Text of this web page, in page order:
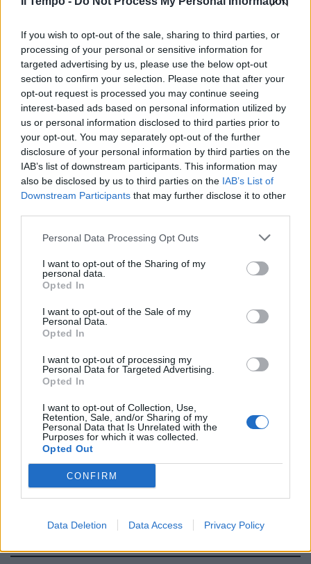
If you wish to opt-out of the sale, sharing to third parties, or
processing of your personal or sensitive information for
targeted advertising by us, please use the below opt-out
section to confirm your selection. Please note that after your
opt-out request is processed you may continue seeing
interest-based ads based on personal information utilized by
us or personal information disclosed to third parties prior to
your opt-out. You may separately opt-out of the further
disclosure of your personal information by third parties on the
IAB’s list of downstream participants. This information may
also be disclosed by us to third parties on the IAB’s List of
Downstream Participants that may further disclose it to other
Personal Data Processing Opt Outs
I want to opt-out of the Sharing of my
personal data.
Opted In
I want to opt-out of the Sale of my
Personal Data.
Opted In
I want to opt-out of processing my
Personal Data for Targeted Advertising.
Opted In
I want to opt-out of Collection, Use,
Retention, Sale, and/or Sharing of my
Personal Data that Is Unrelated with the
Purposes for which it was collected.
Opted Out
CONFIRM
Data Deletion Data Access Privacy Policy
DEBUTTO spumeggiante per
anche Banca Generali, anche lei,
come Poltrona Frau, subito
sospesa per eccesso ...
RALLY SANREMO Sospesa la
prima tappa per il maltempo
14/09/2006
BASEBALL Bologna-Nettuno
Sospesa gara3
16/07/2006
NUOTO In Australia gara
sospesa per l'arrivo di uno
06/02/2006
Coppa Italia, Fiorentina-Juve
sospesa per incidenti e poi
01/12/2005